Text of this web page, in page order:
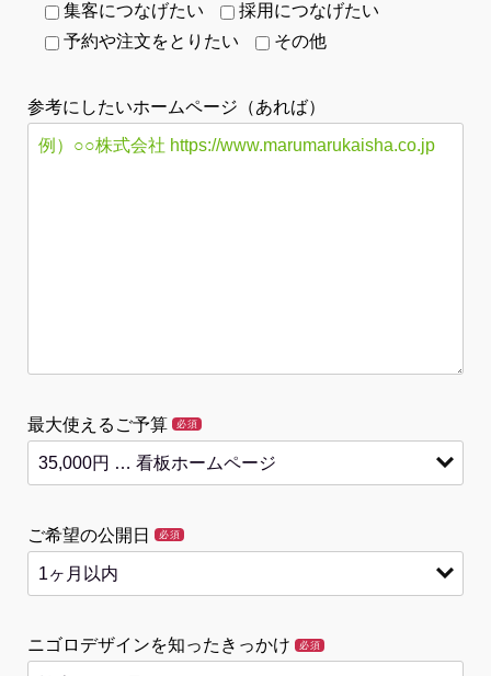
集客につなげたい
採用につなげたい
予約や注文をとりたい
その他
参考にしたいホームページ（あれば）
最大使えるご予算 必須
ご希望の公開日 必須
ニゴロデザインを知ったきっかけ 必須